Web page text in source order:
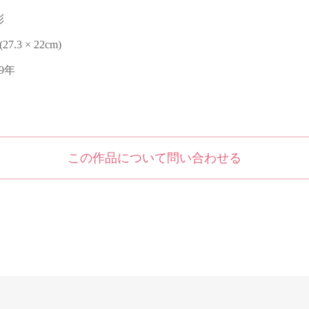
× 22cm)
年
この作品について問い合わせる